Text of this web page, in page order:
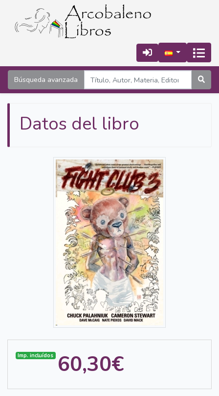
Búsqueda avanzada
Datos del libro
Imp. incluídos 60,30€